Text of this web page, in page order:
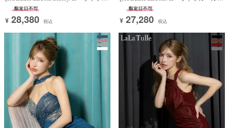
ールグロッシー] 高級 ブランド タイ
トミニドレス 谷間 キャミソール セッ
トアップ ジップ ストーン ワンカラー
¥ 28,380 税込
高級 ブランド タイトミニドレス セッ
トアップ ホルターネック チェック柄
レース襟付き ジップ 胸元カバー 裾フ
¥ 27,280 税込